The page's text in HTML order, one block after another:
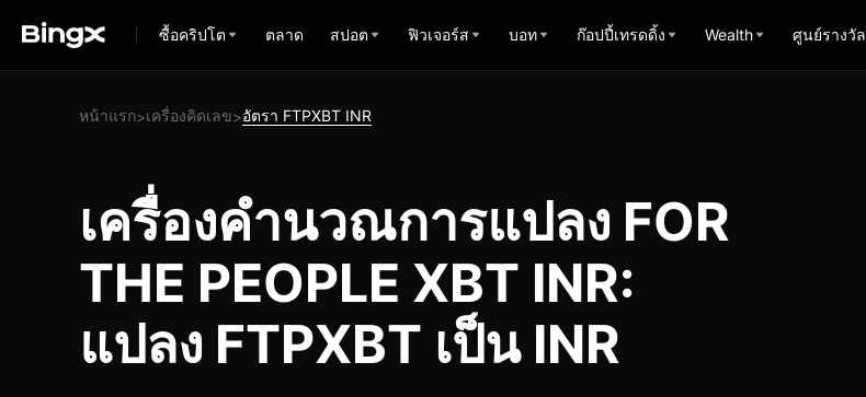
ซื้อคริปโต ตลาด สปอต ฟิวเจอร์ส บอท ก๊อปปี้เทรดดิ้ง Wealth ศูนย์รางวัล
หน้าแรก>เครื่องคิดเลข>อัตรา FTPXBT INR
เครื่องคำนวณการแปลง FOR
THE PEOPLE XBT INR:
แปลง FTPXBT เป็น INR